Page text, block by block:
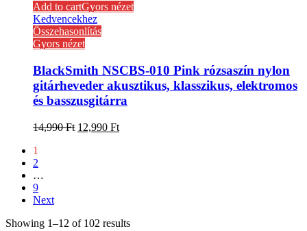
Add to cartGyors nézet
Kedvencekhez
Összehasonlítás
Gyors nézet
BlackSmith NSCBS-010 Pink rózsaszín nylon
gitárheveder akusztikus, klasszikus, elektromos
és basszusgitárra
14,990Ft 12,990 Ft
1
2
…
9
Next
Showing 1–12 of 102 results